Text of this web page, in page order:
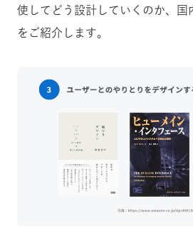
使してどう設計していくのか、国
をご紹介します。